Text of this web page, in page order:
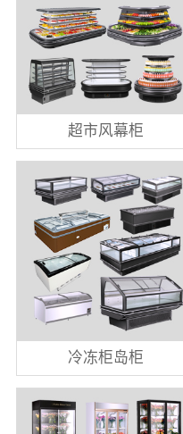
超市风幕柜
冷冻柜岛柜